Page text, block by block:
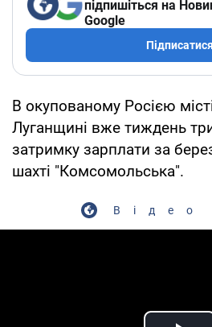
підпишіться на
Google
Підписатися
В окупованому Росією
Луганщині вже тиждень
затримку зарплати за
шахті "Комсомольська".
Відео